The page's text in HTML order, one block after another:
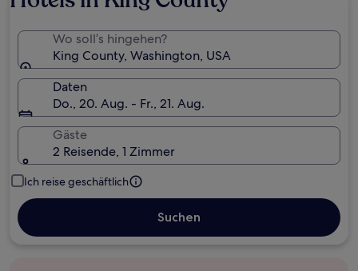
Wo soll’s hingehen?
King County, Washington, USA
Daten
Do., 20. Aug. - Fr., 21. Aug.
Gäste
2 Reisende, 1 Zimmer
Ich reise geschäftlich
Suchen